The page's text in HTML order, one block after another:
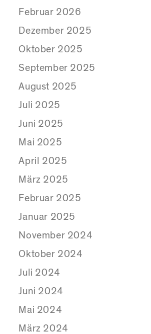
Februar 2026
Dezember 2025
Oktober 2025
September 2025
August 2025
Juli 2025
Juni 2025
Mai 2025
April 2025
März 2025
Februar 2025
Januar 2025
November 2024
Oktober 2024
Juli 2024
Juni 2024
Mai 2024
März 2024